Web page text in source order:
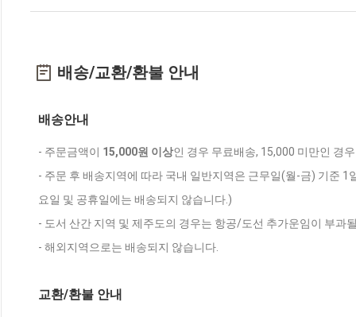
배송/교환/환불 안내
배송안내
- 주문금액이 15,000원 이상인 경우 무료배송, 15,000 미만인 경
- 주문 후 배송지역에 따라 국내 일반지역은 근무일(월-금) 기준
요일 및 공휴일에는 배송되지 않습니다.)
- 도서 산간 지역 및 제주도의 경우는 항공/도선 추가운임이 부과
- 해외지역으로는 배송되지 않습니다.
교환/환불 안내